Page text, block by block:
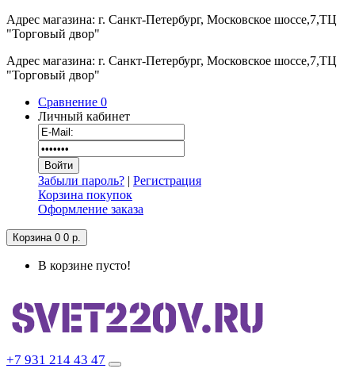
Адрес магазина: г. Санкт-Петербург, Московское шоссе,7,ТЦ
"Торговый двор"
Адрес магазина: г. Санкт-Петербург, Московское шоссе,7,ТЦ
"Торговый двор"
Сравнение 0
Личный кабинет
Забыли пароль? | Регистрация
Корзина покупок
Оформление заказа
Корзина 0 0 р.
В корзине пусто!
+7 931 214 43 47